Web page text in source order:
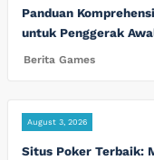
Panduan
untuk Penggerak
Berita Games
August 3, 2026
Situs Poker Terbaik: